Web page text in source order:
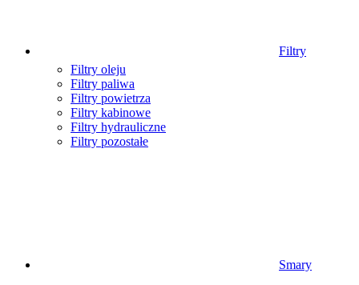
Filtry
Filtry oleju
Filtry paliwa
Filtry powietrza
Filtry kabinowe
Filtry hydrauliczne
Filtry pozostałe
Smary